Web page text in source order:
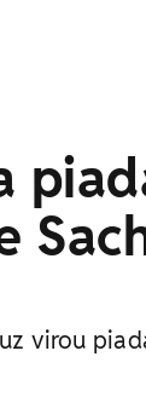
virou